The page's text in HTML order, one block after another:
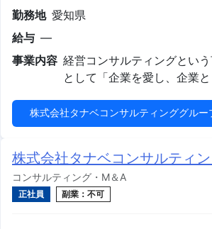
勤務地 愛知県
給与 —
事業内容 経営コンサルティングとい
として「企業を愛し、企業
株式会社タナベコンサルティンググルー
株式会社タナベコンサルティ
コンサルティング・M＆A
正社員 副業：不可